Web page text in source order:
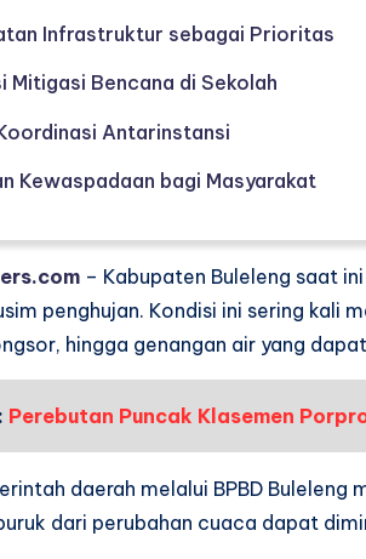
Infrastruktur sebagai Prioritas
Mitigasi Bencana di Sekolah
Antarinstansi
Kewaspadaan bagi Masyarakat
– Kabupaten Buleleng saat
penghujan. Kondisi ini sering kali
hingga genangan air yang
Perebutan Puncak Klasemen
daerah melalui BPBD
dari perubahan cuaca dapat